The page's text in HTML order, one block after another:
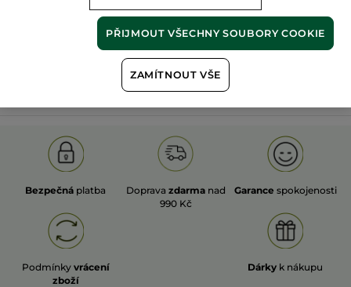
Zobrazit více
OLD PRODUCT LINE LES DEODORANTS NAT.
Bezpečná platba Doprava zdarma nad
990 Kč
Garance spokojenosti
Podmínky vrácení
zboží
Dárky k nákupu
ZAMÍTNOUT VŠE
PŘIJMOUT VŠECHNY SOUBORY COOKIE